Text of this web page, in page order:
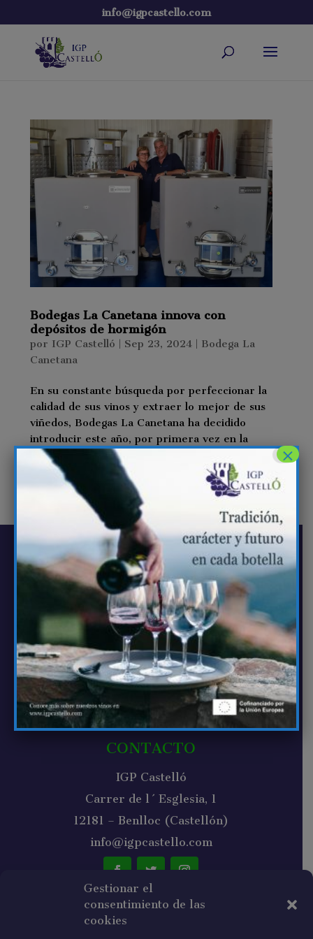
Gestionar el
consentimiento de las
cookies
info@igpcastello.com
Bodegas La Canetana innova con
depósitos de hormigón
por IGP Castelló | Sep 23, 2024 | Bodega La
Canetana
En su constante búsqueda por perfeccionar la
calidad de sus vinos y extraer lo mejor de sus
viñedos, Bodegas La Canetana ha decidido
introducir este año, por primera vez en la
provincia, depósitos de hormigón en su
proceso de vinificación. Este tipo de
depósitos,...
NAVEGACIÓN
La IGP
Vinos de Castellón
Bodegas de Castellón
Noticias
CONTACTO
IGP Castelló
Carrer de l´Esglesia, 1
12181 – Benlloc (Castellón)
info@igpcastello.com
NEWSLETTER
×